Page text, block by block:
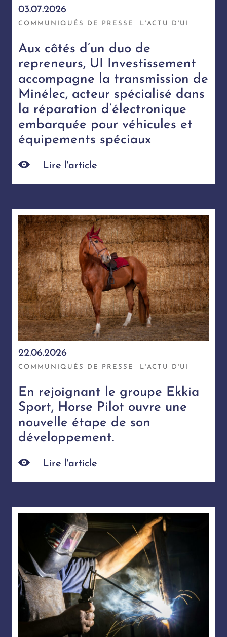
03.07.2026
COMMUNIQUÉS DE PRESSE L'ACTU D'UI
Aux côtés d’un duo de
repreneurs, UI Investissement
accompagne la transmission de
Minélec, acteur spécialisé dans
la réparation d’électronique
embarquée pour véhicules et
équipements spéciaux
Lire l'article
22.06.2026
COMMUNIQUÉS DE PRESSE L'ACTU D'UI
En rejoignant le groupe Ekkia
Sport, Horse Pilot ouvre une
nouvelle étape de son
développement.
Lire l'article